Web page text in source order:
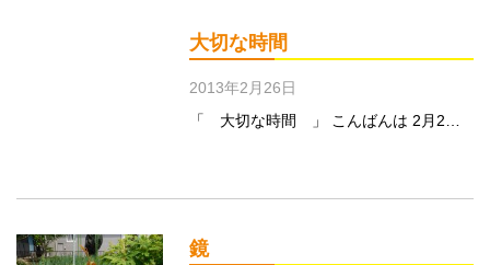
大切な時間
2013年2月26日
「 大切な時間 」 こんばんは 2月2…
鏡